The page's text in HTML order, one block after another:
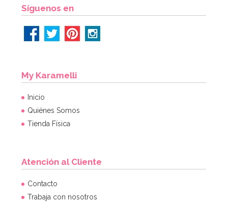
Molde para hacer helados en forma de paraguas
Síguenos en
My Karamelli
Inicio
Quiénes Somos
Tienda Física
Atención al Cliente
Contacto
Trabaja con nosotros